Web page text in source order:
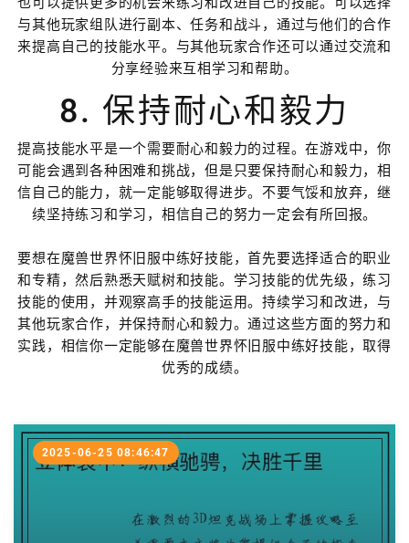
与其他玩家组队进行副本、任务和战斗，通过与他们的合作
来提高自己的技能水平。与其他玩家合作还可以通过交流和
分享经验来互相学习和帮助。
8. 保持耐心和毅力
提高技能水平是一个需要耐心和毅力的过程。在游戏中，你
可能会遇到各种困难和挑战，但是只要保持耐心和毅力，相
信自己的能力，就一定能够取得进步。不要气馁和放弃，继
续坚持练习和学习，相信自己的努力一定会有所回报。
要想在魔兽世界怀旧服中练好技能，首先要选择适合的职业
和专精，然后熟悉天赋树和技能。学习技能的优先级，练习
技能的使用，并观察高手的技能运用。持续学习和改进，与
其他玩家合作，并保持耐心和毅力。通过这些方面的努力和
实践，相信你一定能够在魔兽世界怀旧服中练好技能，取得
优秀的成绩。
2025-06-25 08:46:47